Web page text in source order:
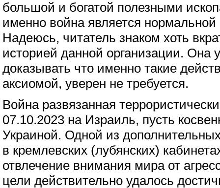
большой и богатой полезными
именно война является
Надеюсь, читатель знаком хоть
историей данной организации. Она
доказывать что именно такие
аксиомой, уверен не требуется.
Война развязанная
07.10.2023 на Израиль, пусть
Украиной. Одной из
в кремлевских (лубянских)
отвлечение внимания мира от
цели действительно удалось